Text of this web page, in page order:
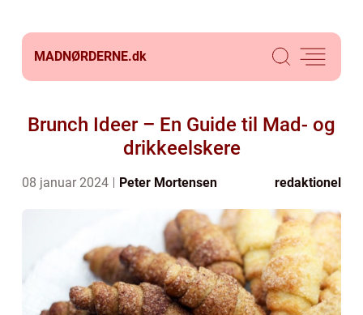
MADNØRDERNE.dk
Brunch Ideer – En Guide til Mad- og
drikkeelskere
08 januar 2024 Peter Mortensen redaktionel